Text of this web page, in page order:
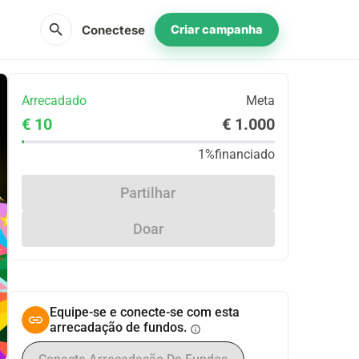
search Conectese Criar campanha
Arrecadado Meta
€ 10 € 1.000
1%financiado
Partilhar
Doar
Equipe-se e conecte-se com esta
arrecadação de fundos. info